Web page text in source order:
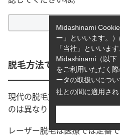
脱毛のリスク
脱毛方法で選ぶ
現代の脱毛方法は豊富で、ク
のは異なります。
レーザー脱毛は医療では定番
Midashinami
ー」といいます。
「当社」といいま
Midashinami（以下
をご利用いただく
ータの取扱いにつ
社との間に適用され